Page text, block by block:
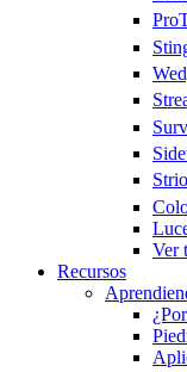
Ver
Recursos